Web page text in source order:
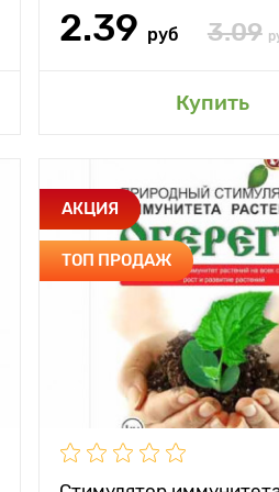
2.39 руб 3.09
Купить
Добавить в мой
АКЦИЯ
ТОП ПРОДАЖ
Особенности
Состав
Периодичность
использования
Через 30
Применение
Норма расхода